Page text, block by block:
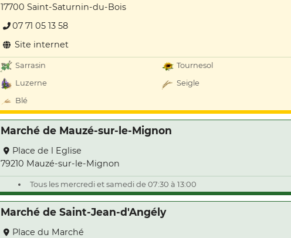
17700 Saint-Saturnin-du-Bois
07 71 05 13 58
Site internet
Sarrasin
Tournesol
Luzerne
Seigle
Blé
Marché de Mauzé-sur-le-Mignon
Place de l Eglise
79210 Mauzé-sur-le-Mignon
Tous les mercredi et samedi de 07:30 à 13:00
Marché de Saint-Jean-d'Angély
Place du Marché